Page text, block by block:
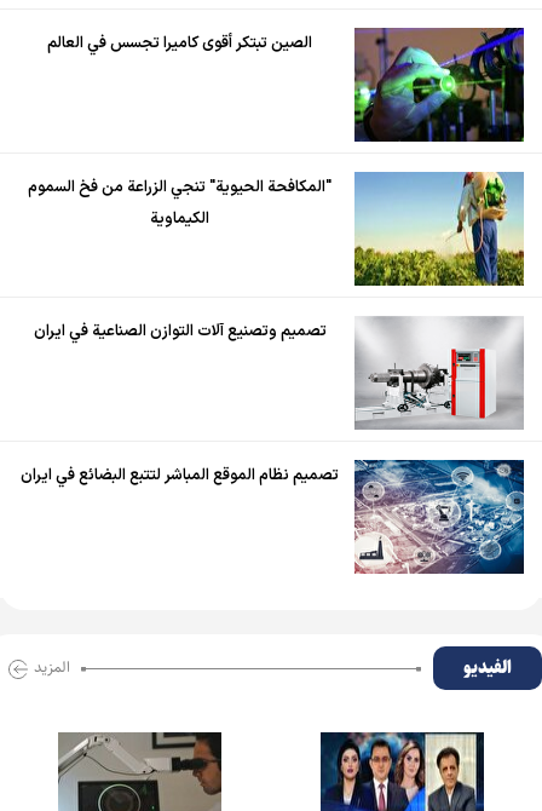
الصين تبتكر أقوى كاميرا تجسس في العالم
"المكافحة الحيوية" تنجي الزراعة من فخ السموم
الكيماوية
تصميم وتصنيع آلات التوازن الصناعية في ايران
تصميم نظام الموقع المباشر لتتبع البضائع في ايران
الفیدیو المزید